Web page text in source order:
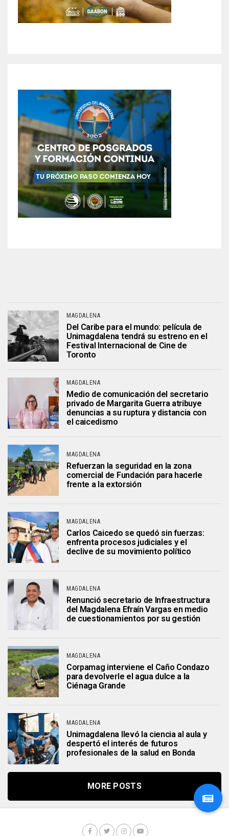
MAGDALENA
Del Caribe para el mundo: película de
Unimagdalena tendrá su estreno en el
Festival Internacional de Cine de
Toronto
MAGDALENA
Medio de comunicación del secretario
privado de Margarita Guerra atribuye
denuncias a su ruptura y distancia con
el caicedismo
MAGDALENA
Refuerzan la seguridad en la zona
comercial de Fundación para hacerle
frente a la extorsión
MAGDALENA
Carlos Caicedo se quedó sin fuerzas:
enfrenta procesos judiciales y el
declive de su movimiento político
MAGDALENA
Renunció secretario de Infraestructura
del Magdalena Efraín Vargas en medio
de cuestionamientos por su gestión
MAGDALENA
Corpamag interviene el Caño Condazo
para devolverle el agua dulce a la
Ciénaga Grande
MAGDALENA
Unimagdalena llevó la ciencia al aula y
despertó el interés de futuros
profesionales de la salud en Bonda
MORE POSTS